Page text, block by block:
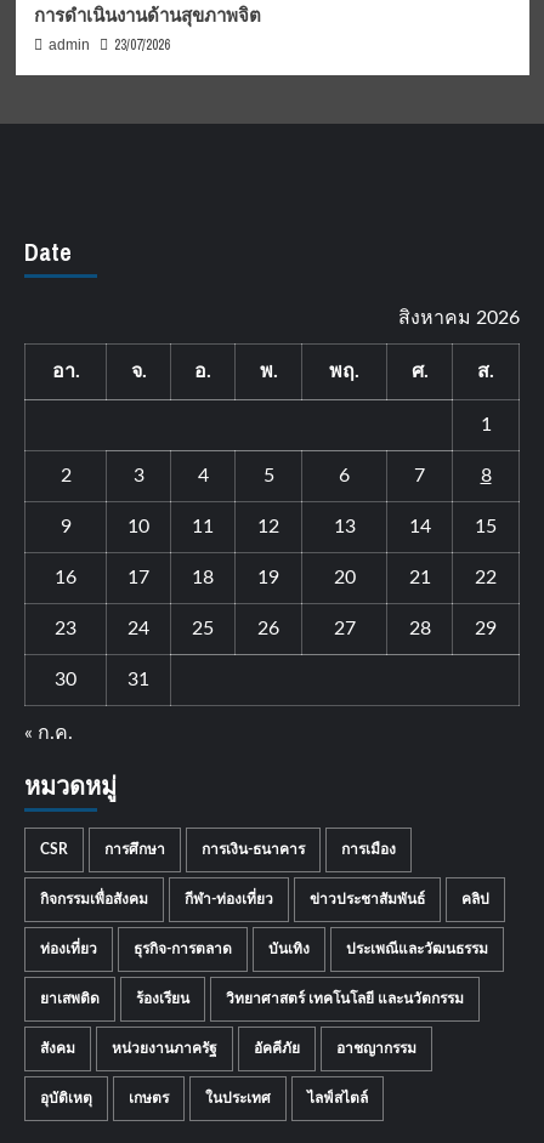
การดำเนินงานด้านสุขภาพจิต
admin 23/07/2026
Date
สิงหาคม 2026
อา. จ. อ. พ. พฤ. ศ. ส.
1
2 3 4 5 6 7 8
9 10 11 12 13 14 15
16 17 18 19 20 21 22
23 24 25 26 27 28 29
30 31
« ก.ค.
หมวดหมู่
CSR การศึกษา การเงิน-ธนาคาร การเมือง
กิจกรรมเพื่อสังคม กีฬา-ท่องเที่ยว ข่าวประชาสัมพันธ์ คลิป
ท่องเที่ยว ธุรกิจ-การตลาด บันเทิง ประเพณีและวัฒนธรรม
ยาเสพติด ร้องเรียน วิทยาศาสตร์ เทคโนโลยี และนวัตกรรม
สังคม หน่วยงานภาครัฐ อัคคีภัย อาชญากรรม
อุบัติเหตุ เกษตร ในประเทศ ไลฟ์สไตล์